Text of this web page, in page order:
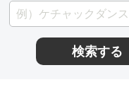
検索する